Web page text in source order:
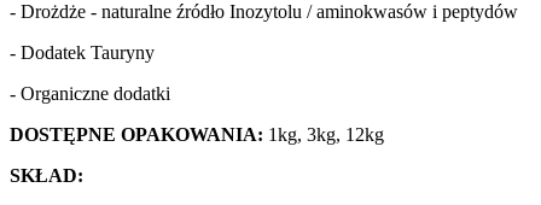
- Drożdże - naturalne źródło Inozytolu / aminokwasów i peptydów
- Dodatek Tauryny
- Organiczne dodatki
DOSTĘPNE OPAKOWANIA: 1kg, 3kg, 12kg
SKŁAD: